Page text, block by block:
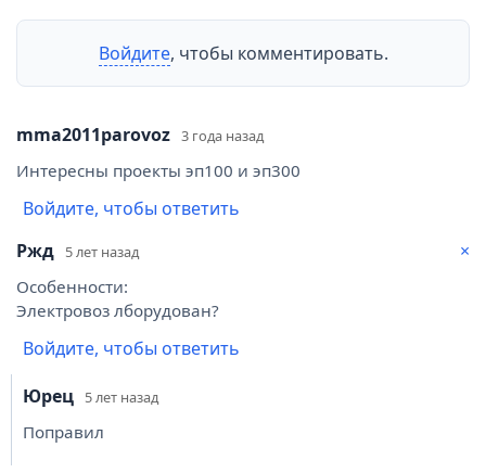
Войдите, чтобы комментировать.
mma2011parovoz 3 года назад
Интересны проекты эп100 и эп300
Войдите, чтобы ответить
Ржд
5 лет назад ×
Особенности:
Электровоз лборудован?
Войдите, чтобы ответить
Юрец
5 лет назад
Поправил